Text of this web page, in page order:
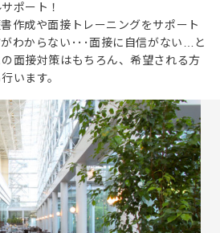
ポート！
作成や面接トレーニングをサポート
わからない･･･面接に自信がない…と
面接対策はもちろん、希望される方
います。